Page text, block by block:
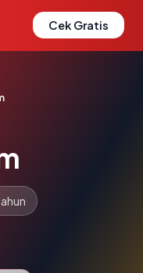
Cek Gratis